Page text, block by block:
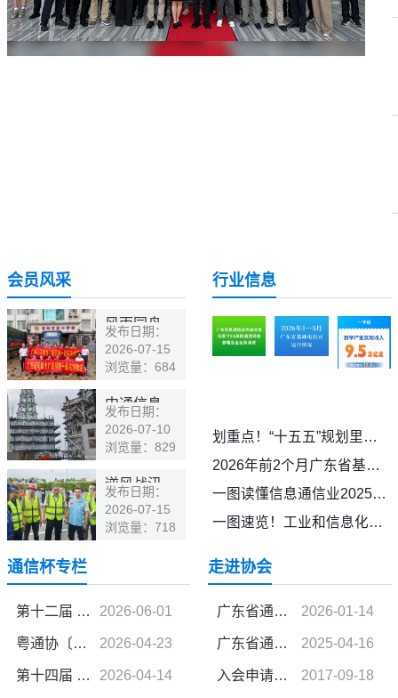
会员风采
发布日期：
2026-07-15
浏览量：684
发布日期：
2026-07-10
浏览量：829
发布日期：
2026-07-15
浏览量：718
2026-07-15
浏览量：684
中通信息南方设计 助力我国深远海气象观测实现新突破
发布日期：
2026-07-10
行业信息
划重点！“十五五”规划里提到了这些新词热词
2026年前2个月广东省基础电信业运行情况
一图读懂信息通信业2025年成绩单和2026年重点工作
一图速览！工业和信息化系统“十四五”收官年成绩单来了
通信杯专栏
第十二届 “广东通信杯” 羽毛球邀请赛圆满收官 2026-06-01
粤通协〔2026〕29 号-关于组织参加第十二届广东通信杯羽毛球邀请赛的通知 2026-04-23
第十四届 “广东通信杯”网球邀请赛圆满落幕（视频版） 2026-04-14
走进协会
广东省通信行业协会负责人名单 2026-01-14
广东省通信行业协会简介 2025-04-16
入会申请流程 2017-09-18